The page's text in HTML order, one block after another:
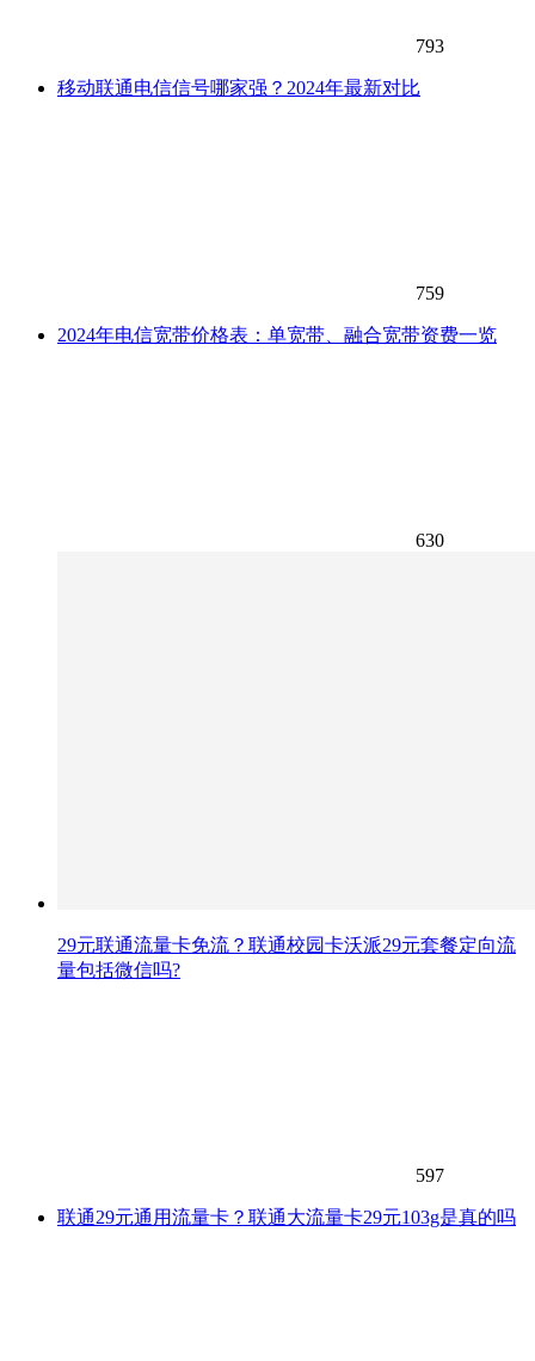
793
移动联通电信信号哪家强？2024年最新对比
759
2024年电信宽带价格表：单宽带、融合宽带资费一览
630
29元联通流量卡免流？联通校园卡沃派29元套餐定向流
量包括微信吗?
597
联通29元通用流量卡？联通大流量卡29元103g是真的吗